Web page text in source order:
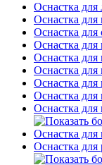
Оснастка для
Оснастка
Оснастка
Оснастка для
Оснастка для
Оснастка
Оснастка
Оснастка
Оснастка
Оснастка
Оснастка для